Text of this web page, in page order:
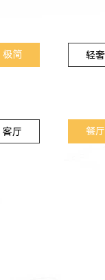
极简 轻奢
客厅 餐厅